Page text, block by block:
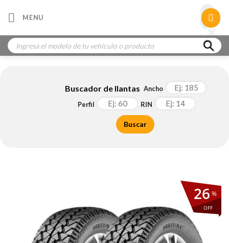
MENU
Búsqueda
de
productos
Buscador de llantas Ancho
Perfil
RIN
Buscar
%
OFF
26
×
×
×